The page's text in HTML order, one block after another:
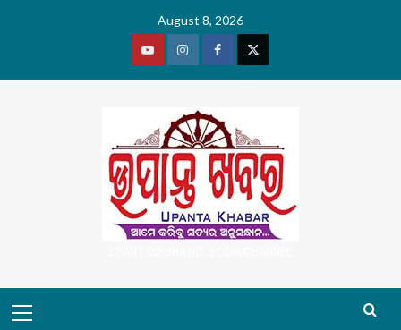
August 8, 2026
YoutubeVimeoFacebookTwitter
Menu